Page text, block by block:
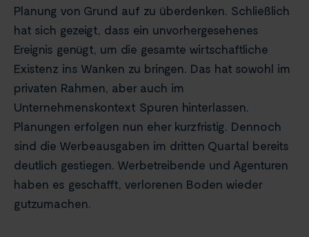
Planung von Grund auf zu überdenken. Schließlich
hat sich gezeigt, dass ein unvorhergesehenes
Ereignis genügt, um die gesamte wirtschaftliche
Existenz ins Wanken zu bringen. Das hat sowohl im
privaten Rahmen, aber auch im
Unternehmenskontext Spuren hinterlassen.
Planungen erfolgen nun eher kurzfristig. Dennoch
sind die Werbeausgaben im dritten Quartal bereits
deutlich gestiegen. Werbetreibende und Agenturen
haben es geschafft, verlorenen Boden wieder
gutzumachen.